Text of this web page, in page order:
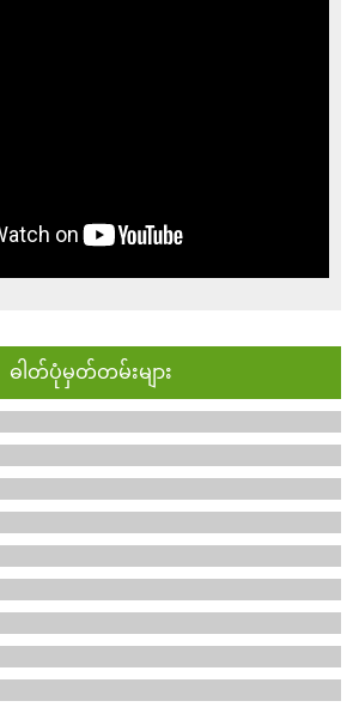
ဓါတ်ပုံမှတ်တမ်းများ